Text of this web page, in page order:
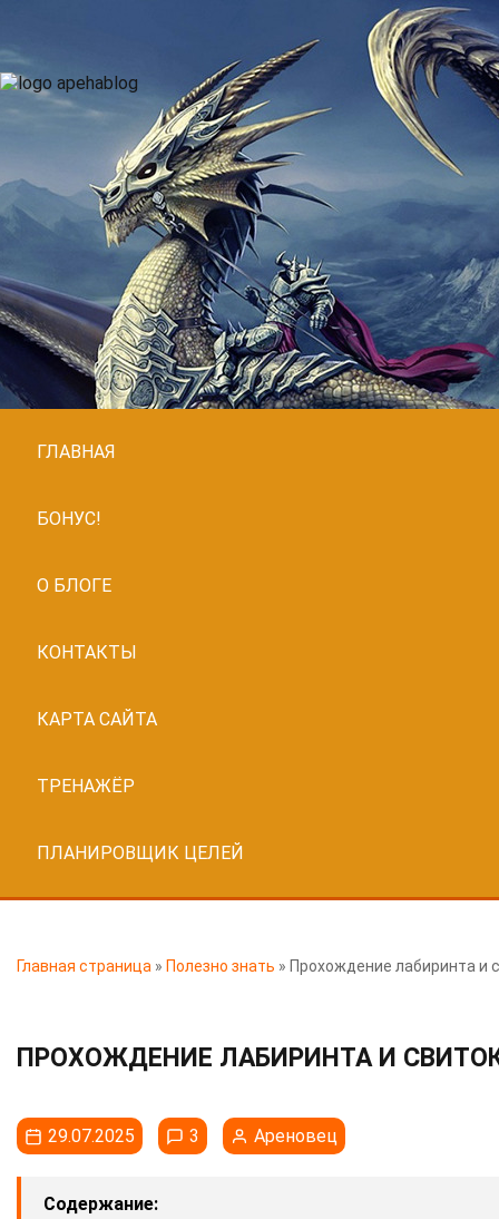
ГЛАВНАЯ
БОНУС!
О БЛОГЕ
КОНТАКТЫ
КАРТА САЙТА
ТРЕНАЖЁР
ПЛАНИРОВЩИК ЦЕЛЕЙ
Главная страница » Полезно знать » Прохождение лабиринта и
ПРОХОЖДЕНИЕ ЛАБИРИНТА И
29.07.2025 3 Ареновец
Содержание: